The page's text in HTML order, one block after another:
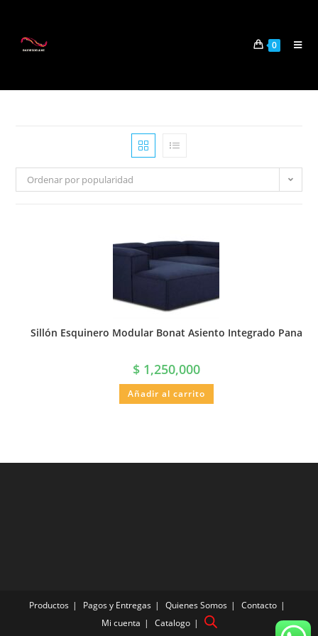
0
Ordenar por popularidad
Sillón Esquinero Modular Bonat Asiento Integrado Pana
$1,250,000
Añadir al carrito
Productos Pagos y Entregas Quienes Somos
Contacto
Mi cuenta
Catalogo